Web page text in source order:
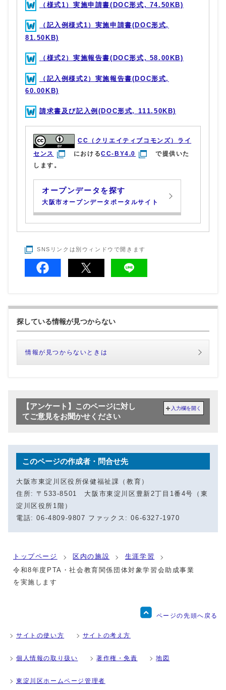
（様式1）実施申請書(DOC形式, 74.50KB)
（記入例様式1）実施申請書(DOC形式,
81.50KB)
（様式2）実施報告書(DOC形式, 58.00KB)
（記入例様式2）実施報告書(DOC形式,
60.00KB)
請求書及び記入例(DOC形式, 111.50KB)
CC（クリエイティブコモンズ）ライ
センス
におけるCC-BY4.0
で提供いた
します。
オープンデータを探す
大阪市オープンデータポータルサイト
SNSリンクは別ウィンドウで開きます
探している情報が見つからない
情報が見つからないときは
【アンケート】このページに対し
てご意見をお聞かせください
入力欄を開く
このページの作成者・問合せ先
大阪市東淀川区役所保健福祉課（教育）
住所: 〒533-8501 大阪市東淀川区豊新2丁目1番4号（東
淀川区役所1階）
電話: 06-4809-9807 ファックス: 06-6327-1970
トップページ 区内の施設
生涯学習
令和8年度PTA・社会教育関係団体対象学習会助成事業
を実施します
ページの先頭へ戻る
サイトの使い方 サイトの考え方
個人情報の取り扱い 著作権・免責 地図
東淀川区ホームページ管理者